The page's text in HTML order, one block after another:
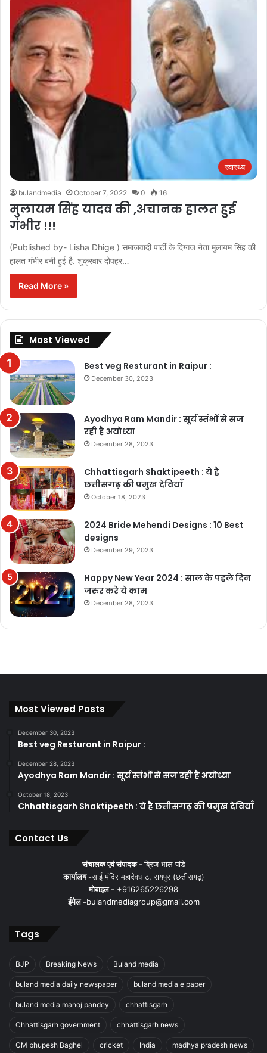
स्वास्थ्य
bulandmedia October 7, 2022 0 16
मुलायम सिंह यादव की ,अचानक हालत हुई
गंभीर !!!
(Published by- Lisha Dhige ) समाजवादी पार्टी के दिग्गज नेता मुलायम सिंह की
हालत गंभीर बनी हुई है. शुक्रवार दोपहर…
Read More »
Most Viewed
Best veg Resturant in Raipur :
December 30, 2023
Ayodhya Ram Mandir : सूर्य स्तंभों से सज
रही है अयोध्या
December 28, 2023
Chhattisgarh Shaktipeeth : ये है
छत्तीसगढ़ की प्रमुख देवियाँ
October 18, 2023
2024 Bride Mehendi Designs : 10 Best
designs
December 29, 2023
Happy New Year 2024 : साल के पहले दिन
जरुर करे ये काम
December 28, 2023
Most Viewed Posts
December 30, 2023
Best veg Resturant in Raipur :
December 28, 2023
Ayodhya Ram Mandir : सूर्य स्तंभों से सज रही है अयोध्या
October 18, 2023
Chhattisgarh Shaktipeeth : ये है छत्तीसगढ़ की प्रमुख देवियाँ
Contact Us
संचालक एवं संपादक -ब्रिज भाल पांडे
कार्यालय -साई मंदिर महादेवघाट, रायपुर (छत्तीसगढ़)
मोबाइल - +916265226298
ईमेल -bulandmediagroup@gmail.com
Tags
BJP Breaking News Buland media
buland media daily newspaper buland media e paper
buland media manoj pandey chhattisgarh
Chhattisgarh government chhattisgarh news
CM bhupesh Baghel cricket India madhya pradesh news